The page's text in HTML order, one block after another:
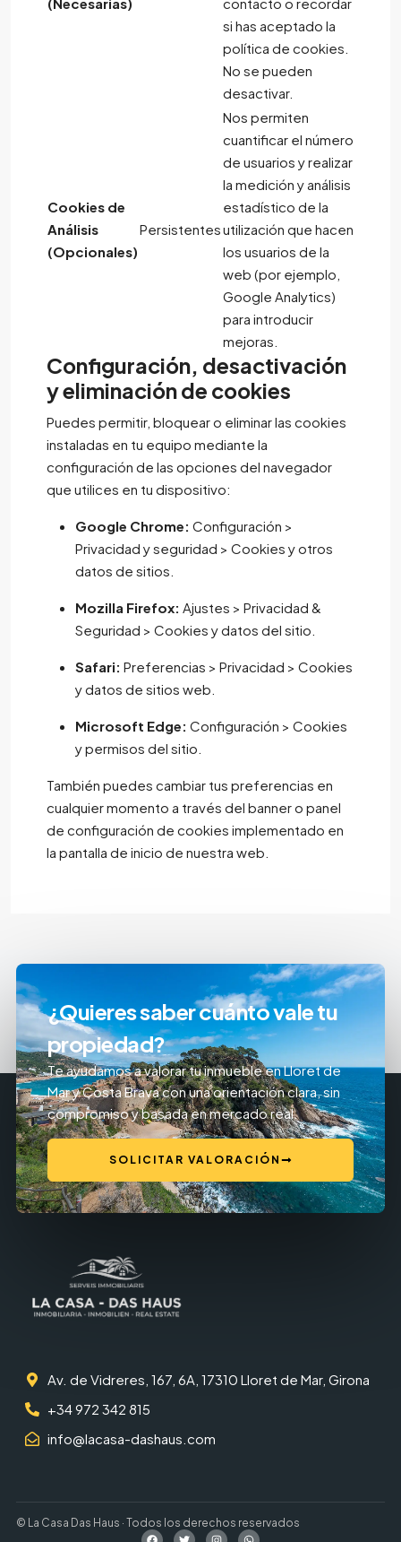
si has aceptado la
política de cookies.
No se pueden
desactivar.
Cookies de
Análisis
(Opcionales)
Persistentes
Nos permiten
cuantificar el número
de usuarios y realizar
la medición y análisis
estadístico de la
utilización que hacen
los usuarios de la
web (por ejemplo,
Google Analytics)
para introducir
mejoras.
Configuración, desactivación
y eliminación de cookies
Puedes permitir, bloquear o eliminar las cookies
instaladas en tu equipo mediante la
configuración de las opciones del navegador
que utilices en tu dispositivo:
Google Chrome: Configuración >
Privacidad y seguridad > Cookies y otros
datos de sitios.
Mozilla Firefox: Ajustes > Privacidad &
Seguridad > Cookies y datos del sitio.
Safari: Preferencias > Privacidad > Cookies
y datos de sitios web.
Microsoft Edge: Configuración > Cookies
y permisos del sitio.
También puedes cambiar tus preferencias en
cualquier momento a través del banner o panel
de configuración de cookies implementado en
la pantalla de inicio de nuestra web.
¿Quieres saber cuánto vale tu
propiedad?
Te ayudamos a valorar tu inmueble en Lloret de
Mar y Costa Brava con una orientación clara, sin
compromiso y basada en mercado real.
SOLICITAR VALORACIÓN
Av. de Vidreres, 167, 6A, 17310 Lloret de Mar, Girona
+34 972 342 815
info@lacasa-dashaus.com
© La Casa Das Haus · Todos los derechos reservados